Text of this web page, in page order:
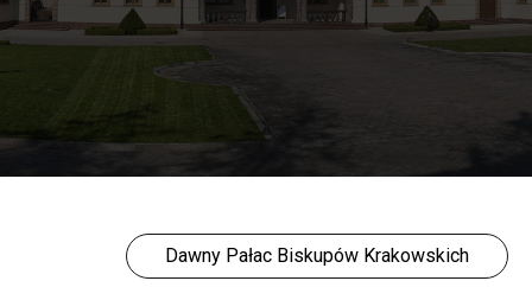
Dawny Pałac Biskupów Krakowskich